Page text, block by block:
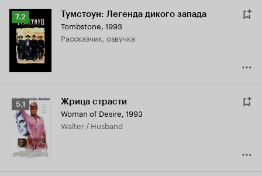
Рейтинг
Кинопоиска
7.2
7.2 Тумстоун: Легенда дикого запада
Tombstone, 1993
рассказчик, озвучка
Рейтинг
Кинопоиска
5.1
5.1 Жрица страсти
Woman of Desire, 1993
Walter / Husband